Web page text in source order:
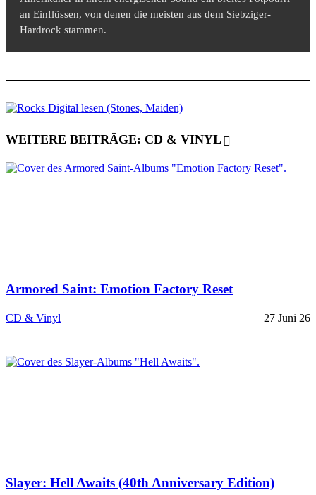
an Einflüssen, von denen die meisten aus dem Siebziger-
Hardrock stammen.
WEITERE BEITRÄGE: CD & VINYL
Armored Saint: Emotion Factory Reset
CD & Vinyl 27 Juni 26
Slayer: Hell Awaits (40th Anniversary Edition)